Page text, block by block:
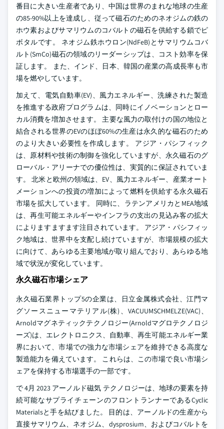
番目に大きい生産者であり、中国は世界のまれな地球の生産
の85-90%以上を達成し、従って磁石のためのネオジムの鉄の
ホウ素およびサマリウムのコバルトの磁石を供給する鎖でピ
ボタルです。 ネオジム鉄ホウロン(NdFeB)とサマリウムコバ
ルト(SmCo)磁石の領域のリーダーシップは、コスト効率を保
証します。 また、インド、日本、韓国の産業の高成長率も市
場を燃やしています。
加えて、電気自動車(EV)、風力エネルギー、洗練された製造
を推進する政府プログラムは、同時にイノベーションとロー
カル消費を増加させます。 主要な風力の取付けの国の地位と
結合される世界のEVのほぼ60%の生産は永久的な磁石のため
のより大きい必要性を作成します。 アジア・パシフィック
は、原材料や技術の制御を強化していますが、永久磁石のグ
ローバル・アリーナでの優位性は、実質的に保証されていま
す。 北米と欧州の領域は、EV、風力エネルギー、産業オート
メーションへの投資の増加によって燃料を供給する永久磁石
市場を拡大しています。 同時に、ラテンアメリカとMEA地域
は、再生可能エネルギーやインフラの支出の見込み客の拡大
によりますますます注目されています。 アジア・パシフィッ
ク地域は、世界中を支配し続けていますが、市場規模の拡大
に向けて、あらゆる主要地域が取り組んでおり、あらゆる地
域で状況が変化しています。
永久磁石市場シェア
永久磁石業界トップ5の企業は、日立金属株式会社、江門マ
グソースニューマテリアル(株)、VACUUMSCHMELZE(VAC)、
Arnoldマグネティックテクノロジー(Arnoldマグロテクノロジ
ーズ)は、エレクトロニクス、自動車、再生可能エネルギー業
界において、市場での強力な市場シェアを維持できる高度な
製造能力を備えています。 これらは、この市場で良い市場シ
ェアを保持する市場選手の一部です。
で 4月 2023 アーノルド磁気 テクノロジーは、地球の要素を持
続可能なサプライチェーンのフロントランナーであるCyclic
Materialsと手を結びました。 目的は、アーノルドの生産から
直接サマリウム、ネオジム、dysprosium、およびコバルトを